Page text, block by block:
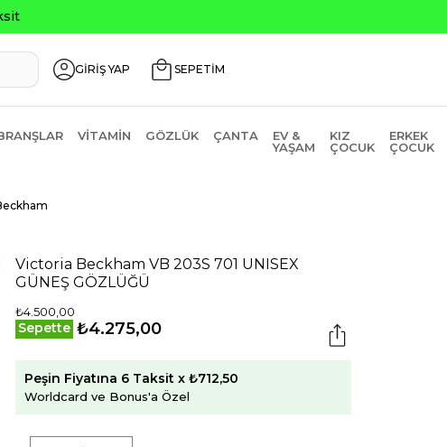
GİRİŞ YAP SEPETİM
VITAMIN GÖZLÜK ÇANTA
EV &
YAŞAM
KIZ
ÇOCUK
ERKEK
ÇOCUK
Victoria Beckham VB 203S 701 UNISEX
GÜNEŞ GÖZLÜĞÜ
₺4.500,00
Sepette ₺4.275,00
Peşin Fiyatına 6 Taksit x ₺712,50
Worldcard ve Bonus'a Özel